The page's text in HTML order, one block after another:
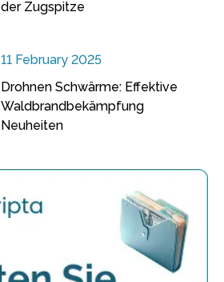
der Zugspitze
11 February 2025
Drohnen Schwärme: Effektive
Waldbrandbekämpfung
Neuheiten